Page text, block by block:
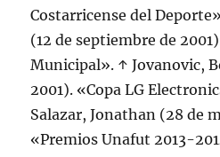
Costarricense del
(12 de septiembre de
Municipal». ↑ Jovanovic,
2001). «Copa LG
Salazar, Jonathan (28 de
«Premios Unafut 2013-